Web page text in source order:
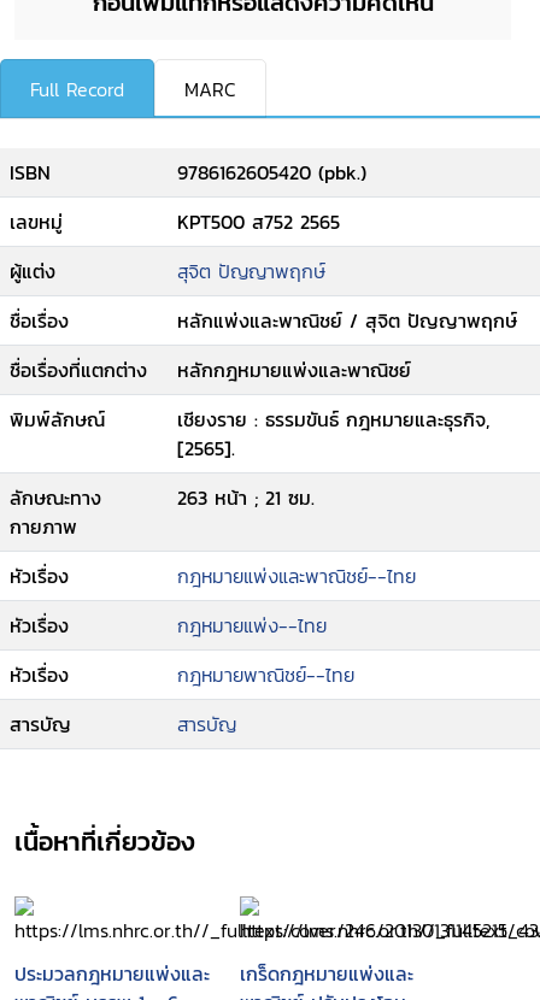
Full Record MARC
ISBN
9786162605420 (pbk.)
เลขหมู่
KPT500 ส752 2565
ผู้แต่ง
สุจิต ปัญญาพฤกษ์
ชื่อเรื่อง
หลักแพ่งและพาณิชย์ / สุจิต ปัญญาพฤกษ์
ชื่อเรื่องที่แตกต่าง
หลักกฎหมายแพ่งและพาณิชย์
พิมพ์ลักษณ์
เชียงราย : ธรรมขันธ์ กฎหมายและธุรกิจ,
[2565].
ลักษณะทาง
กายภาพ
263 หน้า ; 21 ซม.
หัวเรื่อง
กฎหมายแพ่งและพาณิชย์--ไทย
หัวเรื่อง
กฎหมายแพ่ง--ไทย
หัวเรื่อง
กฎหมายพาณิชย์--ไทย
สารบัญ
สารบัญ
เนื้อหาที่เกี่ยวข้อง
ประมวลกฎหมายแพ่งและ
เกร็ดกฎหมายแพ่งและ